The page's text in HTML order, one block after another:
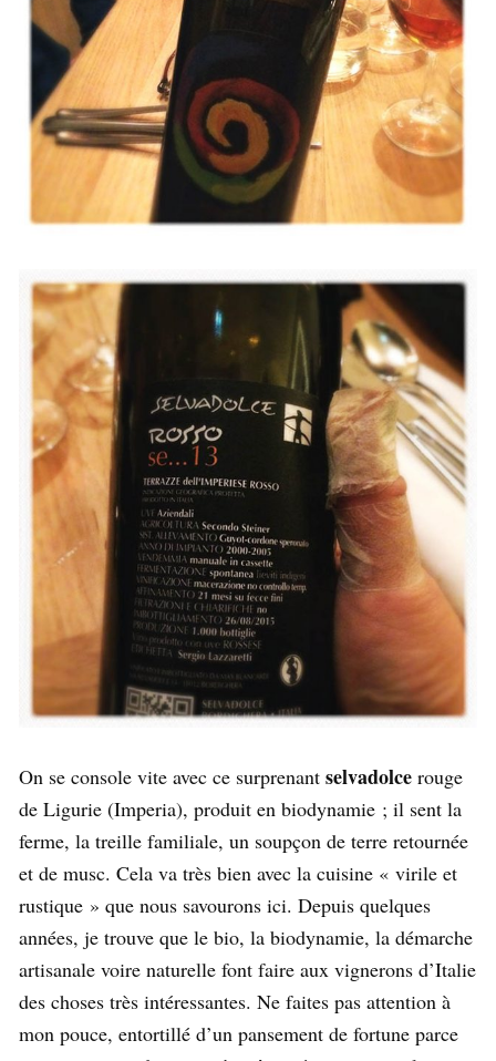
On se console vite avec ce surprenant selvadolce rouge
de Ligurie (Imperia), produit en biodynamie ; il sent la
ferme, la treille familiale, un soupçon de terre retournée
et de musc. Cela va très bien avec la cuisine « virile et
rustique » que nous savourons ici. Depuis quelques
années, je trouve que le bio, la biodynamie, la démarche
artisanale voire naturelle font faire aux vignerons d’Italie
des choses très intéressantes. Ne faites pas attention à
mon pouce, entortillé d’un pansement de fortune parce